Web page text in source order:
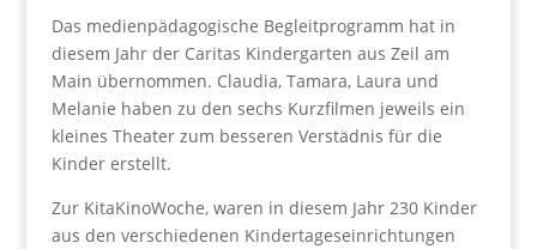
Das medienpädagogische Begleitprogramm hat in
diesem Jahr der Caritas Kindergarten aus Zeil am
Main übernommen. Claudia, Tamara, Laura und
Melanie haben zu den sechs Kurzfilmen jeweils ein
kleines Theater zum besseren Verstädnis für die
Kinder erstellt.
Zur KitaKinoWoche, waren in diesem Jahr 230 Kinder
aus den verschiedenen Kindertageseinrichtungen